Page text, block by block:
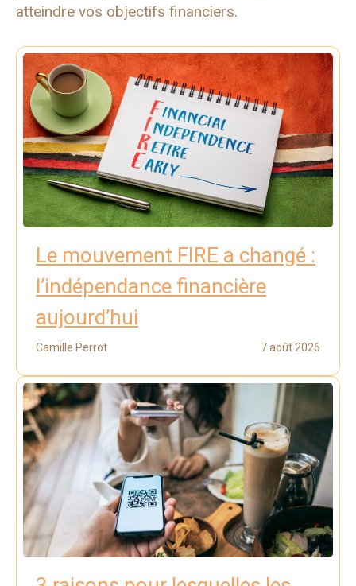
atteindre vos objectifs financiers.
Le mouvement FIRE a changé :
l’indépendance financière
aujourd’hui
Camille Perrot 7 août 2026